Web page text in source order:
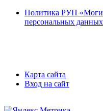
Политика РУП
персональных данных
Карта сайта
Вход на сайт